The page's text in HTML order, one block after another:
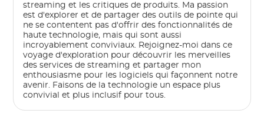
streaming et les critiques de produits. Ma passion
est d'explorer et de partager des outils de pointe qui
ne se contentent pas d'offrir des fonctionnalités de
haute technologie, mais qui sont aussi
incroyablement conviviaux. Rejoignez-moi dans ce
voyage d'exploration pour découvrir les merveilles
des services de streaming et partager mon
enthousiasme pour les logiciels qui façonnent notre
avenir. Faisons de la technologie un espace plus
convivial et plus inclusif pour tous.